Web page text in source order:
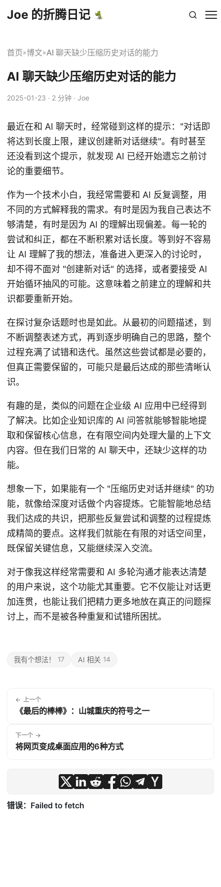
Joe 的折腾日记
首页»博文»AI 聊天缺少压缩历史对话的能力
AI 聊天缺少压缩历史对话的能力
2025-01-23 · 2 分钟 · Joe
最近在和 AI 聊天时，经常碰到这样的提示："对话即
将达到长度上限，建议创建新对话继续"。有时甚至
还没看到这个提示，就发现 AI 已经开始遗忘之前讨
论的重要细节。
作为一个技术小白，我经常需要和 AI 反复调整，用
不同的方式解释我的需求。有时是因为我自己表达不
够清楚，有时是因为 AI 的理解出现偏差。每一轮的
尝试和纠正，都在不断积累对话长度。等到好不容易
让 AI 理解了我的想法，准备进入更深入的讨论时，
却不得不面对 "创建新对话" 的选择，或者要接受 AI
开始循环抽风的可能。这意味着之前建立的理解和共
识都要重新开始。
在探讨复杂话题时也是如此。从最初的问题描述，到
不断调整表述方式，再到逐步明确自己的思路，整个
过程充满了试错和迭代。虽然这些尝试都是必要的，
但真正需要保留的，可能只是最后达成的那些清晰认
识。
有趣的是，类似的问题在企业级 AI 应用中已经得到
了解决。比如企业知识库的 AI 问答就能够智能地提
取和保留核心信息，在有限空间内处理大量的上下文
内容。但在我们日常的 AI 聊天中，还缺少这样的功
能。
想象一下，如果能有一个 "压缩历史对话并继续" 的功
能，就像给深度对话做个内容提炼。它能智能地总结
我们达成的共识，把那些反复尝试和调整的过程提炼
成精简的要点。这样我们就能在有限的对话空间里，
既保留关键信息，又能继续深入交流。
对于像我这样经常需要和 AI 多轮沟通才能表达清楚
的用户来说，这个功能尤其重要。它不仅能让对话更
加连贯，也能让我们把精力更多地放在真正的问题探
讨上，而不是被各种重复和试错所困扰。
我有个想法！ 17 AI 相关 14
← 上一个
《最后的棒棒》：山城重庆的符号之一
下一个 →
将网页变成桌面应用的6种方式